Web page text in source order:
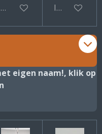
Bekijk details In
eigen naam!, klik op